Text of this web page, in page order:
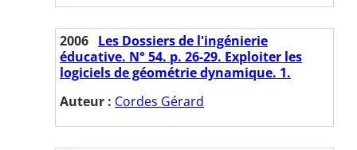
2006 Les Dossiers de l'ingénierie
éducative. N° 54. p. 26-29. Exploiter les
logiciels de géométrie dynamique. 1.
Auteur : Cordes Gérard